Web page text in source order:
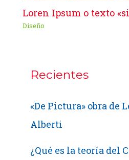
Loren Ipsum o texto
Diseño
Recientes
«De Pictura» obra de
Alberti
¿Qué es la teoría del